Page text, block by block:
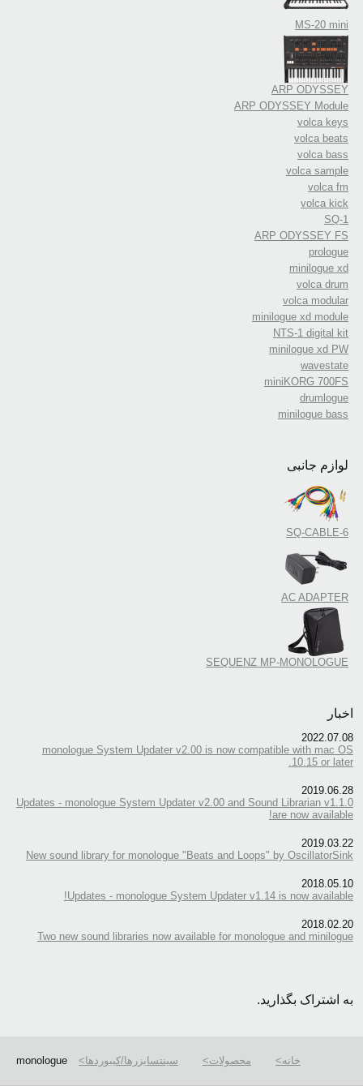
MS-20 mini
ARP ODYSSEY
ARP ODYSSEY Module
volca keys
volca beats
volca bass
volca sample
volca fm
volca kick
SQ-1
ARP ODYSSEY FS
prologue
minilogue xd
volca drum
volca modular
minilogue xd module
NTS-1 digital kit
minilogue xd PW
wavestate
miniKORG 700FS
drumlogue
minilogue bass
لوازم جانبی
SQ-CABLE-6
AC ADAPTER
SEQUENZ MP-MONOLOGUE
اخبار
2022.07.08
monologue System Updater v2.00 is now compatible with mac OS
10.15 or later.
2019.06.28
Updates - monologue System Updater v2.00 and Sound Librarian v1.1.0
are now available!
2019.03.22
New sound library for monologue "Beats and Loops" by OscillatorSink
2018.05.10
Updates - monologue System Updater v1.14 is now available!
2018.02.20
Two new sound libraries now available for monologue and minilogue
به اشتراک بگذارید.
خانه محصولات سینتسایزرها/کیبوردها monologue